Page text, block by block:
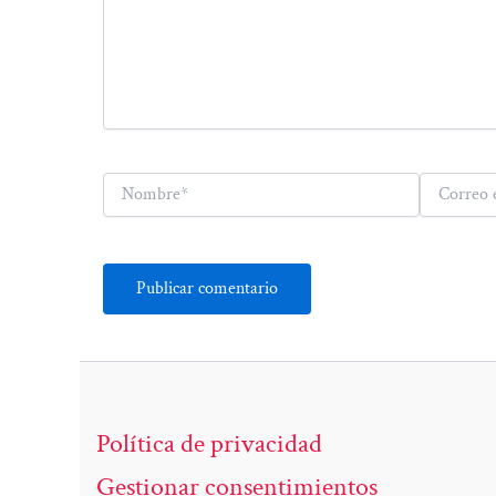
Nombre*
Correo
electrónico*
Política de privacidad
Gestionar consentimientos